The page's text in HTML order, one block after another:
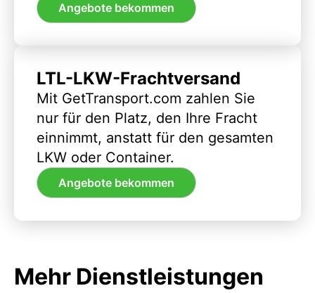
Angebote bekommen
LTL-LKW-Frachtversand
Mit GetTransport.com zahlen Sie
nur für den Platz, den Ihre Fracht
einnimmt, anstatt für den gesamten
LKW oder Container.
Angebote bekommen
Mehr Dienstleistungen